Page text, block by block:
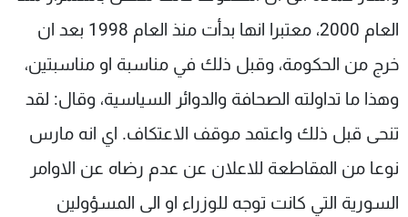
العام 2000، معتبرا انها بدأت منذ العام 1998 بعد ان
خرج من الحكومة، وقبل ذلك في مناسبة او مناسبتين،
وهذا ما تداولته الصحافة والدوائر السياسية، وقال: لقد
تنحى قبل ذلك واعتمد موقف الاعتكاف. اي انه مارس
نوعا من المقاطعة للاعلان عن عدم رضاه عن الاوامر
السورية التي كانت توجه للوزراء او الى المسؤولين